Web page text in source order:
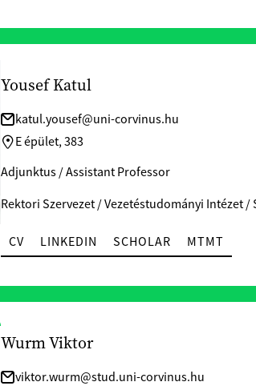
Yousef Katul
katul.yousef@uni-corvinus.hu
E épület, 383
Adjunktus / Assistant Professor
Rektori Szervezet / Vezetéstudományi Intézet
CV LINKEDIN SCHOLAR MTMT
Wurm Viktor
viktor.wurm@stud.uni-corvinus.hu